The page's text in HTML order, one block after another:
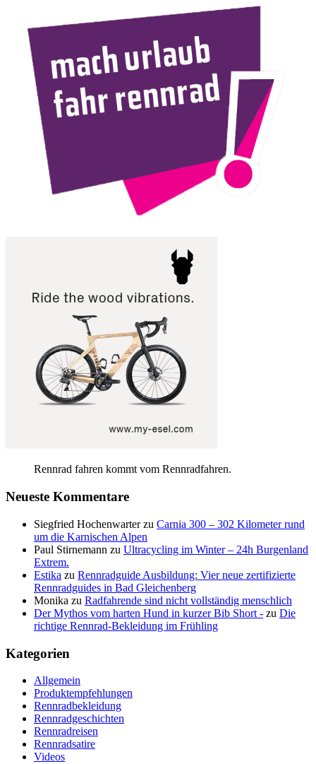
Rennrad fahren kommt vom Rennradfahren.
Neueste Kommentare
Siegfried Hochenwarterzu Carnia 300 – 302 Kilometer rund
um die Karnischen Alpen
Paul Stirnemann zu Ultracycling im Winter – 24h Burgenland
Extrem.
Estika zu Rennradguide Ausbildung: Vier neue zertifizierte
Rennradguides in Bad Gleichenberg
Monika zu Radfahrende sind nicht vollständig menschlich
Der Mythos vom harten Hund in kurzer Bib Short - zu Die
richtige Rennrad-Bekleidung im Frühling
Kategorien
Allgemein
Produktempfehlungen
Rennradbekleidung
Rennradgeschichten
Rennradreisen
Rennradsatire
Videos